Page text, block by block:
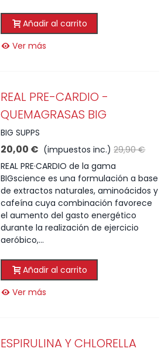
Añadir al carrito
Ver más
REAL PRE-CARDIO -
QUEMAGRASAS BIG
BIG SUPPS
20,00 € (impuestos inc.) 29,90 €
REAL PRE·CARDIO de la gama
BIGscience es una formulación a base
de extractos naturales, aminoácidos y
cafeína cuya combinación favorece
el aumento del gasto energético
durante la realización de ejercicio
aeróbico,...
Añadir al carrito
Ver más
ESPIRULINA Y CHLORELLA